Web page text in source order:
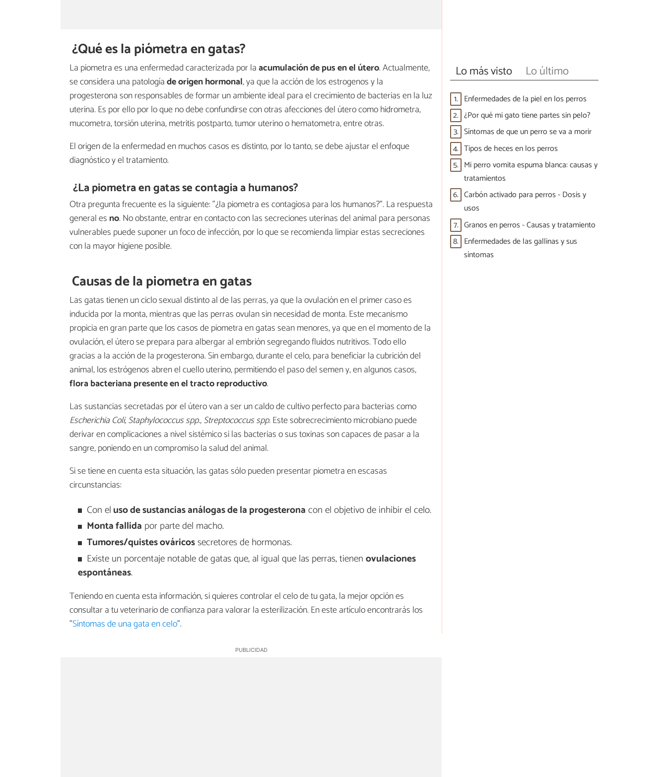
¿Qué es la piómetra en gatas?
La piometra es una enfermedad caracterizada por laacumulación de pus en el útero. Actualmente,
se considera una patologíade origen hormonal, ya que la acción de los estrogenos y la
progesterona son responsables de formar un ambiente ideal para el crecimiento de bacterias en la luz
uterina. Es por ello por lo que no debe confundirse con otras afecciones del útero como hidrometra,
mucometra, torsión uterina, metritis postparto, tumor uterino o hematometra, entre otras.
El origen de la enfermedad en muchos casos es distinto, por lo tanto, se debe ajustar el enfoque
diagnóstico y el tratamiento.
¿La piometra en gatas se contagia a humanos?
Otra pregunta frecuente es la siguiente: "¿la piometra es contagiosa para los humanos?". La respuesta
general es no. No obstante, entrar en contacto con las secreciones uterinas del animal para personas
vulnerables puede suponer un foco de infección, por lo que se recomienda limpiar estas secreciones
con la mayor higiene posible.
Causas de la piometra en gatas
Las gatas tienen un ciclo sexual distinto al de las perras, ya que la ovulación en el primer caso es
inducida por la monta, mientras que las perras ovulan sin necesidad de monta. Este mecanismo
propicia en gran parte que los casos de piometra en gatas sean menores, ya que en el momento de la
ovulación, el útero se prepara para albergar al embrión segregando fluidos nutritivos. Todo ello
gracias a la acción de la progesterona. Sin embargo, durante el celo, para beneficiar la cubrición del
animal, los estrógenos abren el cuello uterino, permitiendo el paso del semen y, en algunos casos,
flora bacteriana presente en el tracto reproductivo.
Las sustancias secretadas por el útero van a ser un caldo de cultivo perfecto para bacterias como
Escherichia Coli, Staphylococcus spp., Streptococcus spp.Este sobrecrecimiento microbiano puede
derivar en complicaciones a nivel sistémico si las bacterias o sus toxinas son capaces de pasar a la
sangre, poniendo en un compromiso la salud del animal.
Si se tiene en cuenta esta situación, las gatas sólo pueden presentar piometra en escasas
circunstancias:
Con eluso de sustancias análogas de la progesteronacon el objetivo de inhibir el celo.
Monta fallida por parte del macho.
Tumores/quistes ováricossecretores de hormonas.
Existe un porcentaje notable de gatas que, al igual que las perras, tienenovulaciones
espontáneas.
Teniendo en cuenta esta información, si quieres controlar el celo de tu gata, la mejor opción es
consultar a tu veterinario de confianza para valorar la esterilización. En este artículo encontrarás los
"Síntomas de una gata en celo".
Lo más visto Lo último
1. Enfermedades de la piel en los perros
2. ¿Por qué mi gato tiene partes sin pelo?
3. Síntomas de que un perro se va a morir
4. Tipos de heces en los perros
5. Mi perro vomita espuma blanca: causas y
tratamientos
6. Carbón activado para perros - Dosis y
usos
7. Granos en perros - Causas y tratamiento
8. Enfermedades de las gallinas y sus
síntomas